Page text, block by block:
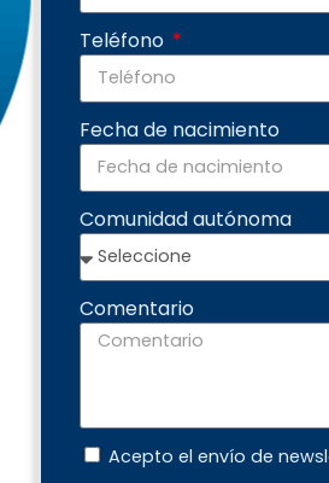
Teléfono
Fecha de nacimiento
Comunidad autónoma
Comentario
Acepto el envío de